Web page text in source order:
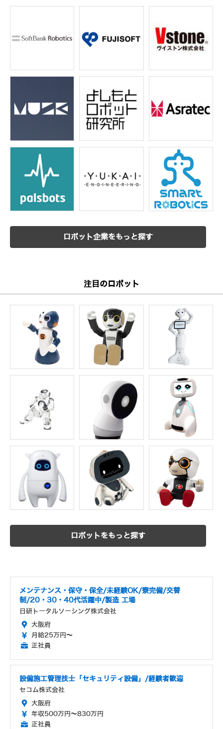
ロボット企業をもっと探す
注目のロボット
ロボットをもっと探す
メンテナンス・保守・保全/未経験OK/寮完備/交替
制/20・30・40代活躍中/製造 工場
日研トータルソーシング株式会社
大阪府
月給25万円～
正社員
設備施工管理技士「セキュリティ設備」/経験者歓迎
セコム株式会社
大阪府
年収500万円～830万円
正社員